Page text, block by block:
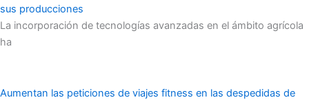
sus producciones
La incorporación de tecnologías avanzadas en el ámbito agrícola
ha
Aumentan las peticiones de viajes fitness en las despedidas de